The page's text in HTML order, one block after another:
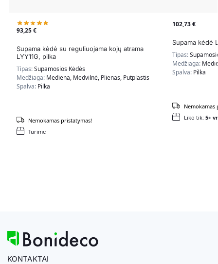
93,25€
Supama kėdė su reguliuojama kojų atrama
LYY11G, pilka
Tipas:Supamosios Kėdės
Medžiaga: Mediena, Medvilnė, Plienas, Putplastis
Spalva: Pilka
Turime
Nemokamas pristatymas!
102,73€
Supama kėdė
Tipas:
Medžiaga:
Spalva: Pilka
Liko tik: 5+
Nemokamas
KONTAKTAI